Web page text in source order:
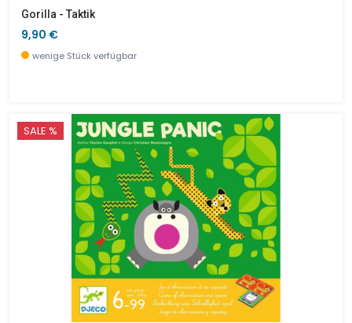
Gorilla - Taktik
9,90 €
wenige Stück verfügbar
SALE %